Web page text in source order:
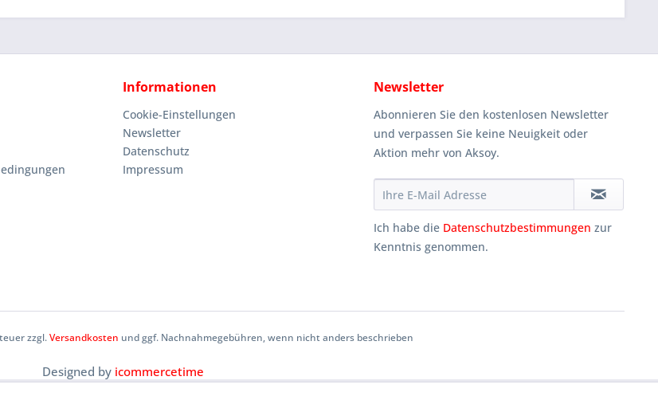
Informationen
Cookie-Einstellungen
Newsletter
Datenschutz
Impressum
Newsletter
Abonnieren Sie den kostenlosen Newsletter
und verpassen Sie keine Neuigkeit oder
Aktion mehr von Aksoy.
Ich habe die Datenschutzbestimmungen zur
Kenntnis genommen.
zzgl.Versandkosten und ggf. Nachnahmegebühren, wenn nicht anders beschrieben
Designed by icommercetime